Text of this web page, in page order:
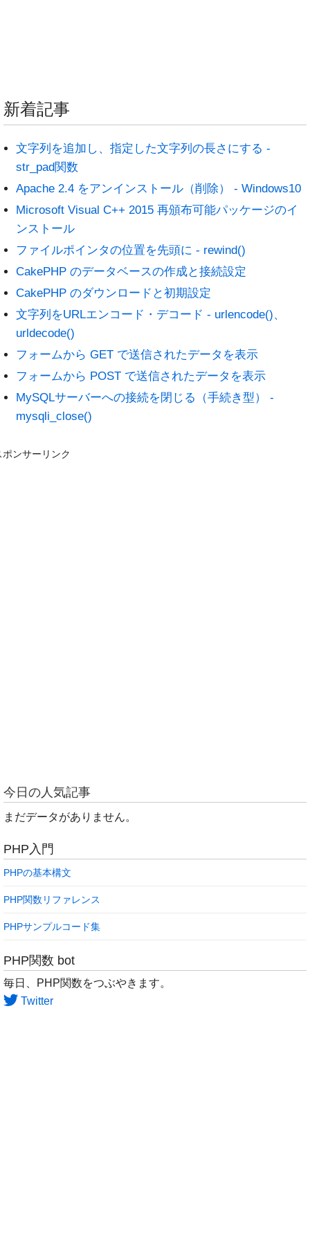
新着記事
文字列を追加し、指定した文字列の長さにする -
str_pad関数
Apache 2.4 をアンインストール（削除） - Windows10
Microsoft Visual C++ 2015 再頒布可能パッケージのイ
ンストール
ファイルポインタの位置を先頭に - rewind()
CakePHP のデータベースの作成と接続設定
CakePHP のダウンロードと初期設定
文字列をURLエンコード・デコード - urlencode()、
urldecode()
フォームから GET で送信されたデータを表示
フォームから POST で送信されたデータを表示
MySQLサーバーへの接続を閉じる（手続き型） -
mysqli_close()
ポンサーリンク
今日の人気記事
まだデータがありません。
PHP入門
PHPの基本構文
PHP関数リファレンス
PHPサンプルコード集
PHP関数 bot
毎日、PHP関数をつぶやきます。
Twitter